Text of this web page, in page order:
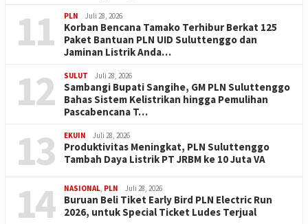
11 PLN Juli 28, 2026
Korban Bencana Tamako Terhibur Berkat 125
Paket Bantuan PLN UID Suluttenggo dan
Jaminan Listrik Anda…
12 SULUT Juli 28, 2026
Sambangi Bupati Sangihe, GM PLN Suluttenggo
Bahas Sistem Kelistrikan hingga Pemulihan
Pascabencana T…
13 EKUIN Juli 28, 2026
Produktivitas Meningkat, PLN Suluttenggo
Tambah Daya Listrik PT JRBM ke 10 Juta VA
14 NASIONAL, PLN Juli 28, 2026
Buruan Beli Tiket Early Bird PLN Electric Run
2026, untuk Special Ticket Ludes Terjual